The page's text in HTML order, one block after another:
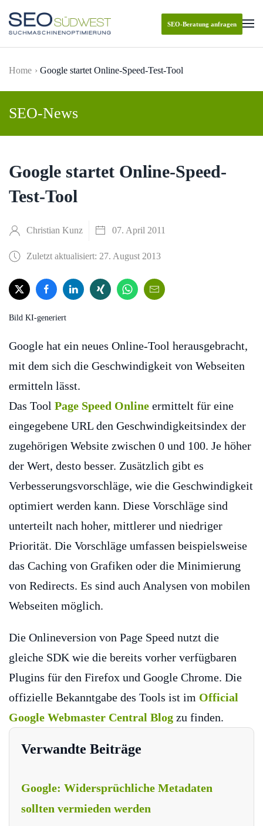
Skip to main content
SEO-Beratung anfragen
Home Google startet Online-Speed-Test-Tool
SEO-News
Google startet Online-Speed-
Test-Tool
Christian Kunz 07. April 2011
Zuletzt aktualisiert: 27. August 2013
Bild KI-generiert
Google hat ein neues Online-Tool herausgebracht,
mit dem sich die Geschwindigkeit von Webseiten
ermitteln lässt.
Das Tool Page Speed Online ermittelt für eine
eingegebene URL den Geschwindigkeitsindex der
zugehörigen Website zwischen 0 und 100. Je höher
der Wert, desto besser. Zusätzlich gibt es
Verbesserungsvorschläge, wie die Geschwindigkeit
optimiert werden kann. Diese Vorschläge sind
unterteilt nach hoher, mittlerer und niedriger
Priorität. Die Vorschläge umfassen beispielsweise
das Caching von Grafiken oder die Minimierung
von Redirects. Es sind auch Analysen von mobilen
Webseiten möglich.
Die Onlineversion von Page Speed nutzt die
gleiche SDK wie die bereits vorher verfügbaren
Plugins für den Firefox und Google Chrome. Die
offizielle Bekanntgabe des Tools ist im Official
Google Webmaster Central Blog zu finden.
Verwandte Beiträge
Google: Widersprüchliche Metadaten
sollten vermieden werden